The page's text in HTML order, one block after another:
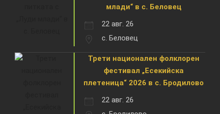
млади“ в с. Беловец
22 авг. 26
с. Беловец
Трети национален фолклорен
фестивал „Есекийска
плетеница“ 2026 в с. Бродилово
22 авг. 26